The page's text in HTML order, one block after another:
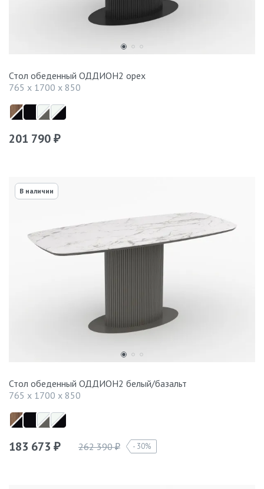
Стол обеденный ОДДИОН2 орех
765 x 1700 x 850
201 790 ₽
В наличии
Стол обеденный ОДДИОН2 белый/базальт
765 x 1700 x 850
183 673 ₽ 262 390₽ 30%